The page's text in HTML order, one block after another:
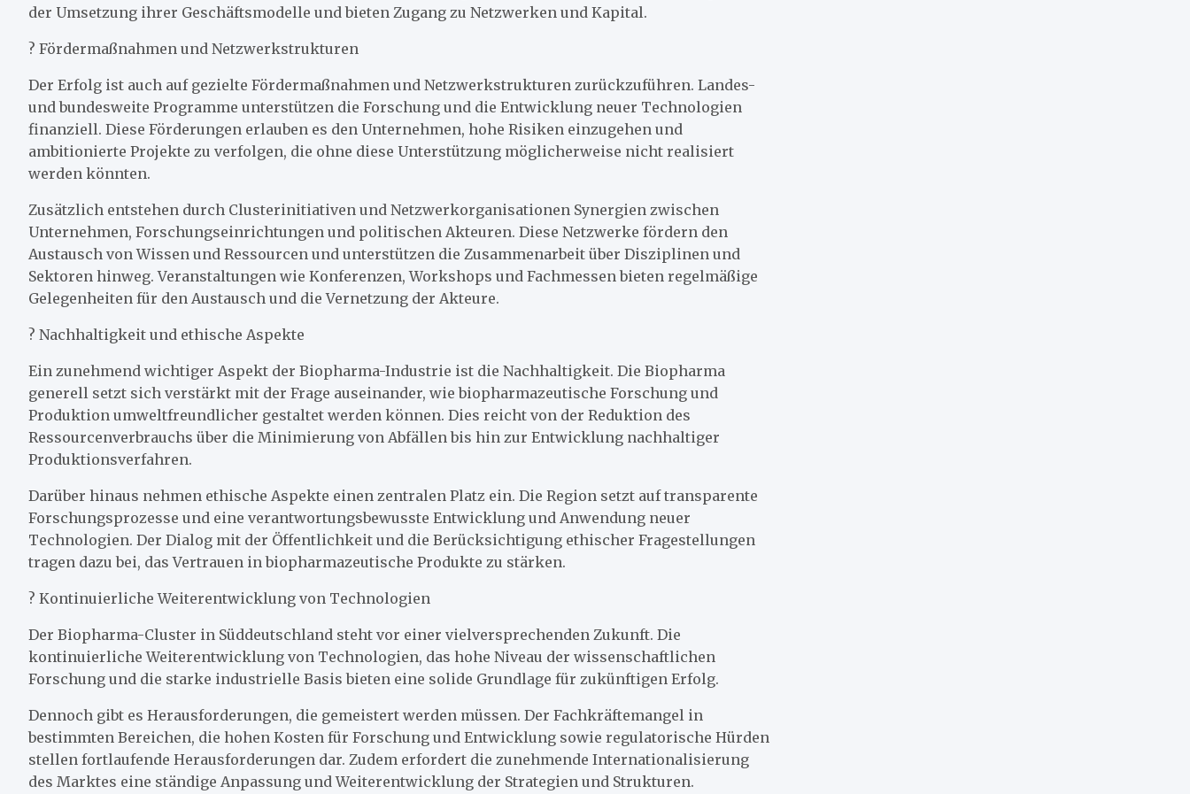
der Umsetzung ihrer Geschäftsmodelle und bieten Zugang zu Netzwerken und Kapital.
? Fördermaßnahmen und Netzwerkstrukturen
Der Erfolg ist auch auf gezielte Fördermaßnahmen und Netzwerkstrukturen zurückzuführen. Landes-
und bundesweite Programme unterstützen die Forschung und die Entwicklung neuer Technologien
finanziell. Diese Förderungen erlauben es den Unternehmen, hohe Risiken einzugehen und
ambitionierte Projekte zu verfolgen, die ohne diese Unterstützung möglicherweise nicht realisiert
werden könnten.
Zusätzlich entstehen durch Clusterinitiativen und Netzwerkorganisationen Synergien zwischen
Unternehmen, Forschungseinrichtungen und politischen Akteuren. Diese Netzwerke fördern den
Austausch von Wissen und Ressourcen und unterstützen die Zusammenarbeit über Disziplinen und
Sektoren hinweg. Veranstaltungen wie Konferenzen, Workshops und Fachmessen bieten regelmäßige
Gelegenheiten für den Austausch und die Vernetzung der Akteure.
? Nachhaltigkeit und ethische Aspekte
Ein zunehmend wichtiger Aspekt der Biopharma-Industrie ist die Nachhaltigkeit. Die Biopharma
generell setzt sich verstärkt mit der Frage auseinander, wie biopharmazeutische Forschung und
Produktion umweltfreundlicher gestaltet werden können. Dies reicht von der Reduktion des
Ressourcenverbrauchs über die Minimierung von Abfällen bis hin zur Entwicklung nachhaltiger
Produktionsverfahren.
Darüber hinaus nehmen ethische Aspekte einen zentralen Platz ein. Die Region setzt auf transparente
Forschungsprozesse und eine verantwortungsbewusste Entwicklung und Anwendung neuer
Technologien. Der Dialog mit der Öffentlichkeit und die Berücksichtigung ethischer Fragestellungen
tragen dazu bei, das Vertrauen in biopharmazeutische Produkte zu stärken.
? Kontinuierliche Weiterentwicklung von Technologien
Der Biopharma-Cluster in Süddeutschland steht vor einer vielversprechenden Zukunft. Die
kontinuierliche Weiterentwicklung von Technologien, das hohe Niveau der wissenschaftlichen
Forschung und die starke industrielle Basis bieten eine solide Grundlage für zukünftigen Erfolg.
Dennoch gibt es Herausforderungen, die gemeistert werden müssen. Der Fachkräftemangel in
bestimmten Bereichen, die hohen Kosten für Forschung und Entwicklung sowie regulatorische Hürden
stellen fortlaufende Herausforderungen dar. Zudem erfordert die zunehmende Internationalisierung
des Marktes eine ständige Anpassung und Weiterentwicklung der Strategien und Strukturen.